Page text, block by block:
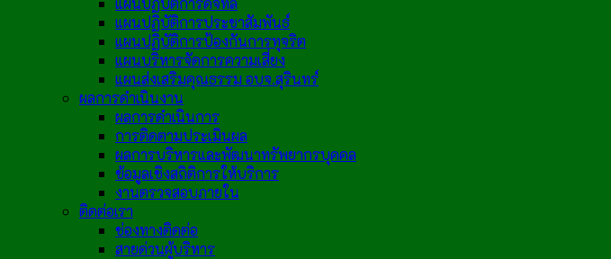
แผนปฏิบัติการประชาสัมพันธ์
แผนปฏิบัติการป้องกันการทุจริต
แผนบริหารจัดการความเสี่ยง
แผนส่งเสริมคุณธรรม อบจ.สุรินทร์
ผลการดำเนินงาน
ผลการดำเนินการ
การติดตามประเมินผล
ผลการบริหารและพัฒนาทรัพยากรบุคคล
ข้อมูลเชิงสถิติการให้บริการ
งานตรวจสอบภายใน
ติดต่อเรา
ช่องทางติดต่อ
สายด่วนผู้บริหาร